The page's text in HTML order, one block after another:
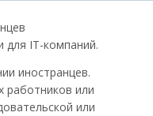
для IT-компаний.
иностранцев.
работников или
или